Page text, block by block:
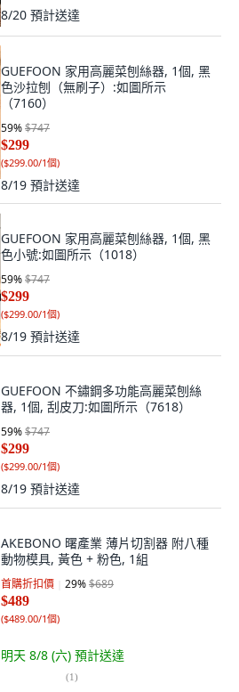
8/20 預計送達
GUEFOON 家用高麗菜刨絲器, 1個, 黑
色沙拉刨（無刷子）:如圖所示
（7160）
59%$747
$299
($299.00/1個)
8/19 預計送達
GUEFOON 家用高麗菜刨絲器, 1個, 黑
色小號:如圖所示（1018）
59%$747
$299
($299.00/1個)
8/19 預計送達
GUEFOON 不鏽鋼多功能高麗菜刨絲
器, 1個, 刮皮刀:如圖所示（7618）
59%$747
$299
($299.00/1個)
8/19 預計送達
AKEBONO 曙產業 薄片切割器 附八種
動物模具, 黃色 + 粉色, 1組
首購折扣價 29%$689
$489
($489.00/1個)
明天 8/8 (六) 預計送達
(1)